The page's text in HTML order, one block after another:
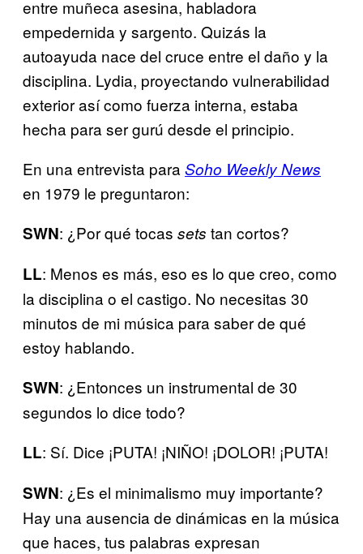
entre muñeca asesina, habladora
empedernida y sargento. Quizás la
autoayuda nace del cruce entre el daño y la
disciplina. Lydia, proyectando vulnerabilidad
exterior así como fuerza interna, estaba
hecha para ser gurú desde el principio.
En una entrevista para Soho Weekly News
en 1979 le preguntaron:
SWN: ¿Por qué tocas sets tan cortos?
LL: Menos es más, eso es lo que creo, como
la disciplina o el castigo. No necesitas 30
minutos de mi música para saber de qué
estoy hablando.
SWN: ¿Entonces un instrumental de 30
segundos lo dice todo?
LL: Sí. Dice ¡PUTA! ¡NIÑO! ¡DOLOR! ¡PUTA!
SWN: ¿Es el minimalismo muy importante?
Hay una ausencia de dinámicas en la música
que haces, tus palabras expresan